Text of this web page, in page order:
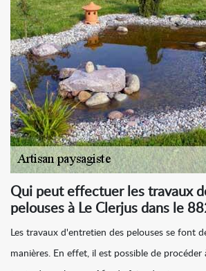
Qui peut effectuer les travaux
pelouses à Le Clerjus dans le
Les travaux d'entretien des pelouses se font
manières. En effet, il est possible de procéder